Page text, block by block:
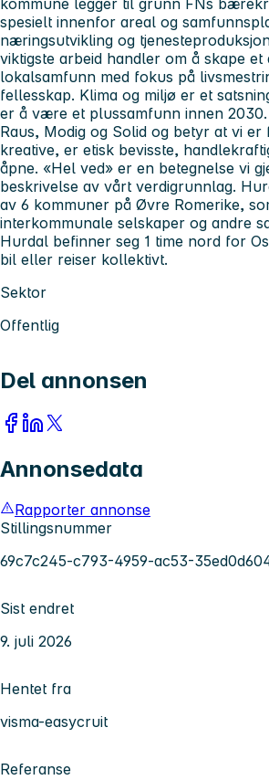
kommune legger til grunn FNs
spesielt innenfor areal og
næringsutvikling og
viktigste arbeid handler om å skape et
lokalsamfunn med fokus på
fellesskap. Klima og miljø er et
er å være et plussamfunn innen
Raus, Modig og Solid og betyr at vi
kreative, er etisk bevisste,
åpne. «Hel ved» er en betegnelse vi
beskrivelse av vårt verdigrunnlag.
av 6 kommuner på Øvre Romerike,
interkommunale selskaper og andre
Hurdal befinner seg 1 time nord for
bil eller reiser kollektivt.
Sektor
Offentlig
Del annonsen
Annonsedata
Rapporter annonse
Stillingsnummer
69c7c245-c793-4959-ac53-
Sist endret
9. juli 2026
Hentet fra
visma-easycruit
Referanse